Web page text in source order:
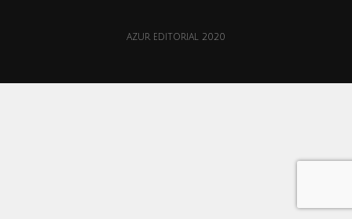
AZUR EDITORIAL 2020